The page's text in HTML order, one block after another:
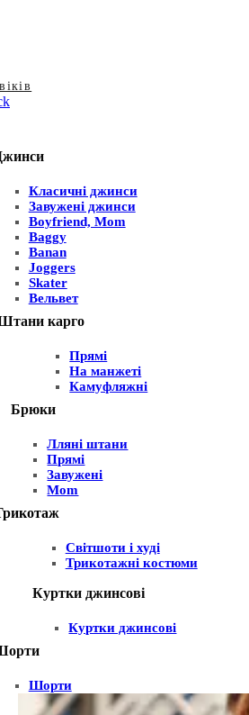
Класичні джинси
Завужені джинси
Boyfriend, Mom
Baggy
Banan
Joggers
Skater
Вельвет
карго
Прямі
На манжеті
Камуфляжні
Брюки
Лляні штани
Прямі
Завужені
Mom
Світшоти і худі
Трикотажні костюми
Куртки джинсові
Куртки джинсові
Шорти